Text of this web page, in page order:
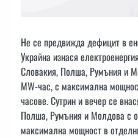
Не се предвижда дефицит в
Украйна изнася
Словакия, Полша, Румъния и
MW-час, с максимална
часове. Сутрин и вечер се
Полша, Румъния и Молдова с
максимална мощност в